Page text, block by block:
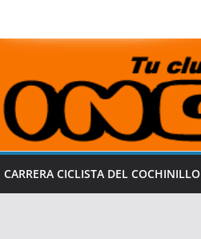
CARRERA CICLISTA DEL COCHINILLO